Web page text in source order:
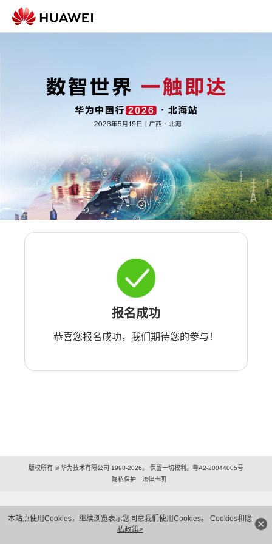
本站点使用Cookies，继续浏览表示您同意我们使用Cookies。 Cookies和隐
私政策>
报名成功
恭喜您报名成功，我们期待您的参与！
版权所有 © 华为技术有限公司 1998-2026。 保留一切权利。粤A2-20044005号
隐私保护
法律声明